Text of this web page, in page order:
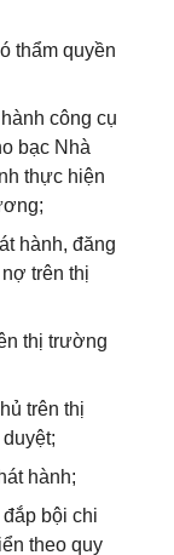
thẩm quyền
công cụ
bạc Nhà
thực hiện
hành, đăng
trên thị
thị trường
trên thị
hành;
bội chi
theo quy